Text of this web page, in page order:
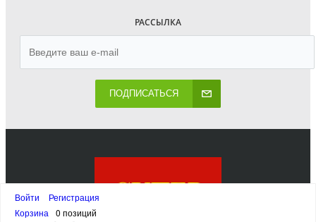
РАССЫЛКА
ПОДПИСАТЬСЯ
Войти
Регистрация
Корзина
0 позиций